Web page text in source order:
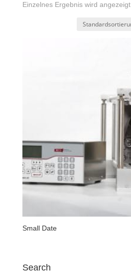
Einzelnes Ergebnis wird angezeigt
Small Date
Search